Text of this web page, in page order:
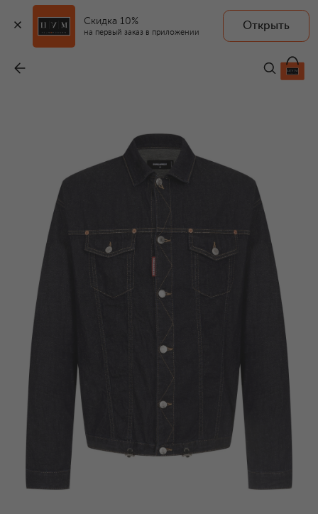
Скидка 10%
на первый заказ в приложении
Открыть
58 500 ₽